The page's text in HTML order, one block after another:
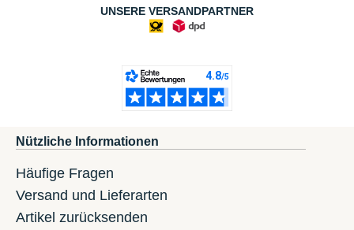
UNSERE VERSANDPARTNER
Nützliche Informationen
Häufige Fragen
Versand und Lieferarten
Artikel zurücksenden